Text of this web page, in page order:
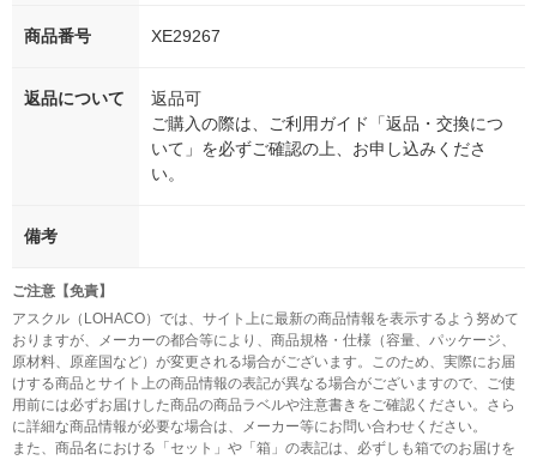
商品番号 XE29267
返品について
返品可
ご購入の際は、ご利用ガイド「返品・交換につ
いて」を必ずご確認の上、お申し込みくださ
い。
備考
ご注意【免責】
アスクル（LOHACO）では、サイト上に最新の商品情報を表示するよう努めて
おりますが、メーカーの都合等により、商品規格・仕様（容量、パッケージ、
原材料、原産国など）が変更される場合がございます。このため、実際にお届
けする商品とサイト上の商品情報の表記が異なる場合がございますので、ご使
用前には必ずお届けした商品の商品ラベルや注意書きをご確認ください。さら
に詳細な商品情報が必要な場合は、メーカー等にお問い合わせください。
また、商品名における「セット」や「箱」の表記は、必ずしも箱でのお届けを